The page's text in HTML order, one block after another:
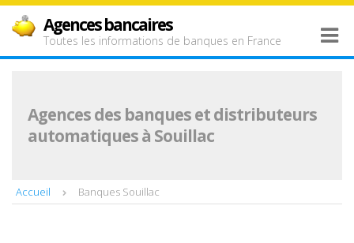
Agences bancaires
Toutes les informations de banques en France
Agences des banques et distributeurs
automatiques à Souillac
Accueil Banques Souillac